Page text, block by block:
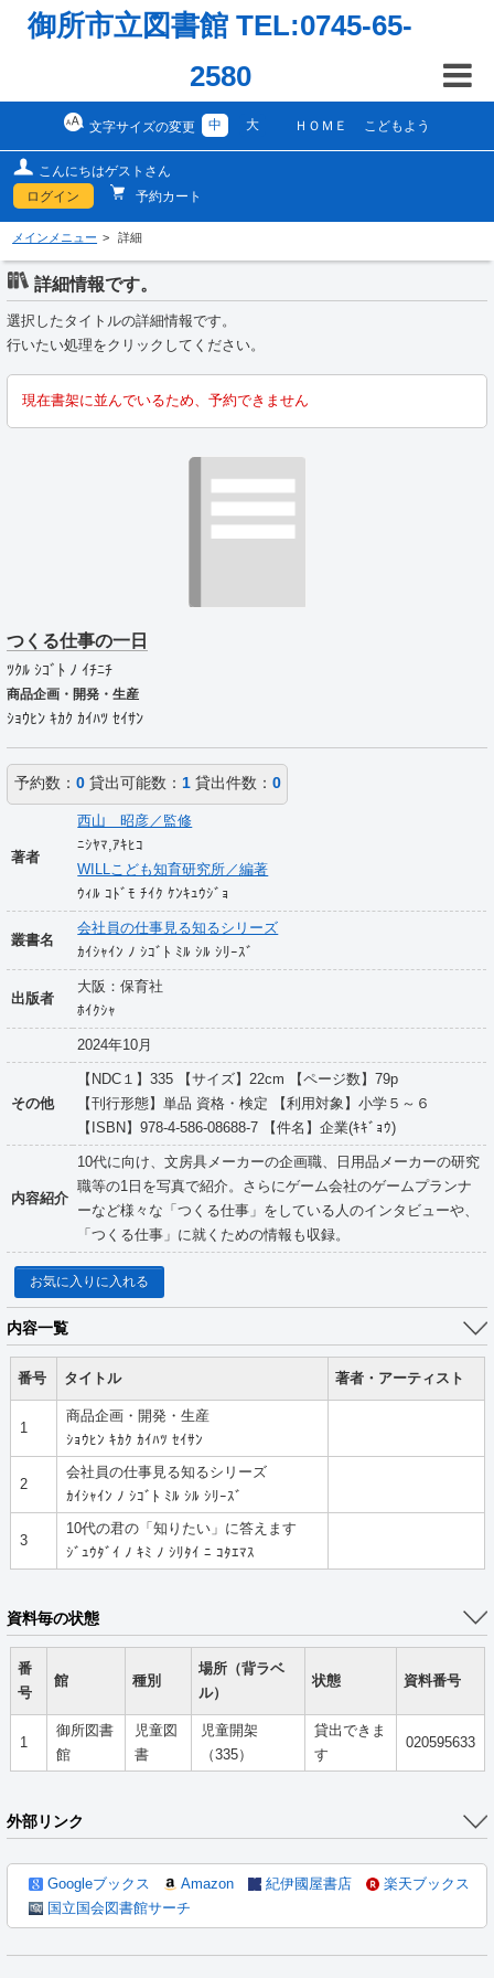
御所市立図書館 TEL:0745-65-
2580
文字サイズの変更 中 大 ＨＯＭＥ こどもよう
こんにちはゲストさん
ログイン
予約カート
メインメニュー 詳細
詳細情報です。
選択したタイトルの詳細情報です。
行いたい処理をクリックしてください。
現在書架に並んでいるため、予約できません
つくる仕事の一日
ﾂｸﾙ ｼｺﾞﾄ ﾉ ｲﾁﾆﾁ
商品企画・開発・生産
ｼｮｳﾋﾝ ｷｶｸ ｶｲﾊﾂ ｾｲｻﾝ
予約数： 0貸出可能数： 1貸出件数： 0
著者
西山 昭彦／監修
ﾆｼﾔﾏ,ｱｷﾋｺ
WILLこども知育研究所／編著
ｳｨﾙ ｺﾄﾞﾓ ﾁｲｸ ｹﾝｷｭｳｼﾞｮ
叢書名
会社員の仕事見る知るシリーズ
ｶｲｼｬｲﾝ ﾉ ｼｺﾞﾄ ﾐﾙ ｼﾙ ｼﾘｰｽﾞ
出版者
大阪：保育社
ﾎｲｸｼｬ
2024年10月
その他
【NDC１】335 【サイズ】22cm 【ページ数】79p
【刊行形態】単品 資格・検定 【利用対象】小学５～６
【ISBN】978-4-586-08688-7 【件名】企業(ｷｷﾞｮｳ)
内容紹介
10代に向け、文房具メーカーの企画職、日用品メーカーの研究
職等の1日を写真で紹介。さらにゲーム会社のゲームプランナ
ーなど様々な「つくる仕事」をしている人のインタビューや、
「つくる仕事」に就くための情報も収録。
お気に入りに入れる
内容一覧
番号 タイトル 著者・アーティスト
1
商品企画・開発・生産
ｼｮｳﾋﾝ ｷｶｸ ｶｲﾊﾂ ｾｲｻﾝ
2
会社員の仕事見る知るシリーズ
ｶｲｼｬｲﾝ ﾉ ｼｺﾞﾄ ﾐﾙ ｼﾙ ｼﾘｰｽﾞ
3
10代の君の「知りたい」に答えます
ｼﾞｭｳﾀﾞｲ ﾉ ｷﾐ ﾉ ｼﾘﾀｲ ﾆ ｺﾀｴﾏｽ
資料毎の状態
番
号
館 種別
場所（背ラベ
ル）
状態 資料番号
1
御所図書
館
児童図
書
児童開架
（335）
貸出できま
す
020595633
外部リンク
Googleブックス Amazon 紀伊國屋書店
楽天ブックス
国立国会図書館サーチ